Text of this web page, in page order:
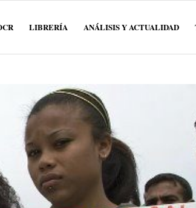
LIBRERÍA ANÁLISIS Y ACTUALIDAD